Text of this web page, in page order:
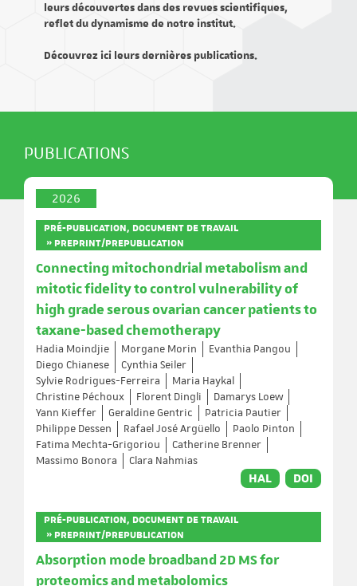
leurs découvertes dans des revues scientifiques,
reflet du dynamisme de notre institut.
Découvrez ici leurs dernières publications.
PUBLICATIONS
2026
PRÉ-PUBLICATION, DOCUMENT DE TRAVAIL
» PREPRINT/PREPUBLICATION
Connecting mitochondrial metabolism and
mitotic fidelity to control vulnerability of
high grade serous ovarian cancer patients to
taxane-based chemotherapy
Hadia Moindjie Morgane Morin
Evanthia Pangou
Diego Chianese
Cynthia Seiler
Sylvie Rodrigues-Ferreira
Maria Haykal
Christine Péchoux
Florent Dingli
Damarys Loew
Yann Kieffer
Geraldine Gentric
Patricia Pautier
Philippe Dessen
Rafael José Argüello
Paolo Pinton
Fatima Mechta-Grigoriou
Catherine Brenner
Massimo Bonora
Clara Nahmias
HAL DOI
PRÉ-PUBLICATION, DOCUMENT DE TRAVAIL
» PREPRINT/PREPUBLICATION
Absorption mode broadband 2D MS for
proteomics and metabolomics